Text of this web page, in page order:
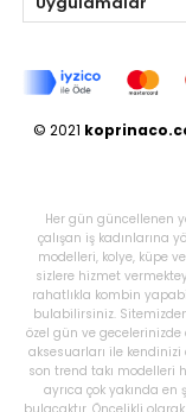
© 2021
Her gün güncellenen
çalışan iş kadınlarına
modelleri, kolye, küpe
sizlere hizmet
rahatlıkla kombin
bulabilirsiniz.
özel gün ve
aksesuarları ile
son trend takı modelleri
ayrıca çok yakında